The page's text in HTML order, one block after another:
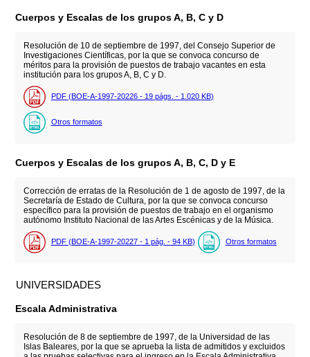
Cuerpos y Escalas de los grupos A, B, C y D
Resolución de 10 de septiembre de 1997, del Consejo Superior de
Investigaciones Científicas, por la que se convoca concurso de
méritos para la provisión de puestos de trabajo vacantes en esta
institución para los grupos A, B, C y D.
PDF (BOE-A-1997-20226 - 19 págs. - 1.020 KB)
Otros formatos
Cuerpos y Escalas de los grupos A, B, C, D y E
Corrección de erratas de la Resolución de 1 de agosto de 1997, de la
Secretaría de Estado de Cultura, por la que se convoca concurso
específico para la provisión de puestos de trabajo en el organismo
autónomo Instituto Nacional de las Artes Escénicas y de la Música.
PDF (BOE-A-1997-20227 - 1 pág. - 94 KB) Otros formatos
UNIVERSIDADES
Escala Administrativa
Resolución de 8 de septiembre de 1997, de la Universidad de las
Islas Baleares, por la que se aprueba la lista de admitidos y excluidos